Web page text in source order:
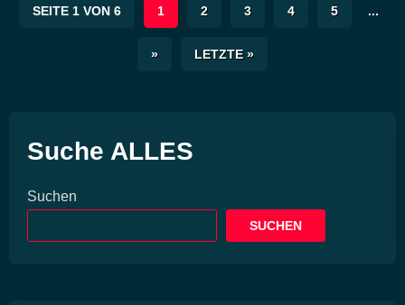
SEITE 1 VON 6 1 2 3 4 5 ...
» LETZTE »
Suche ALLES
Suchen
SUCHEN